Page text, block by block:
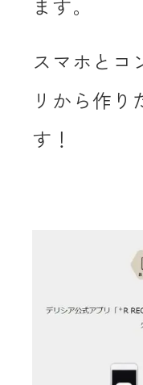
ます。
スマホとコ
リから作り
す！